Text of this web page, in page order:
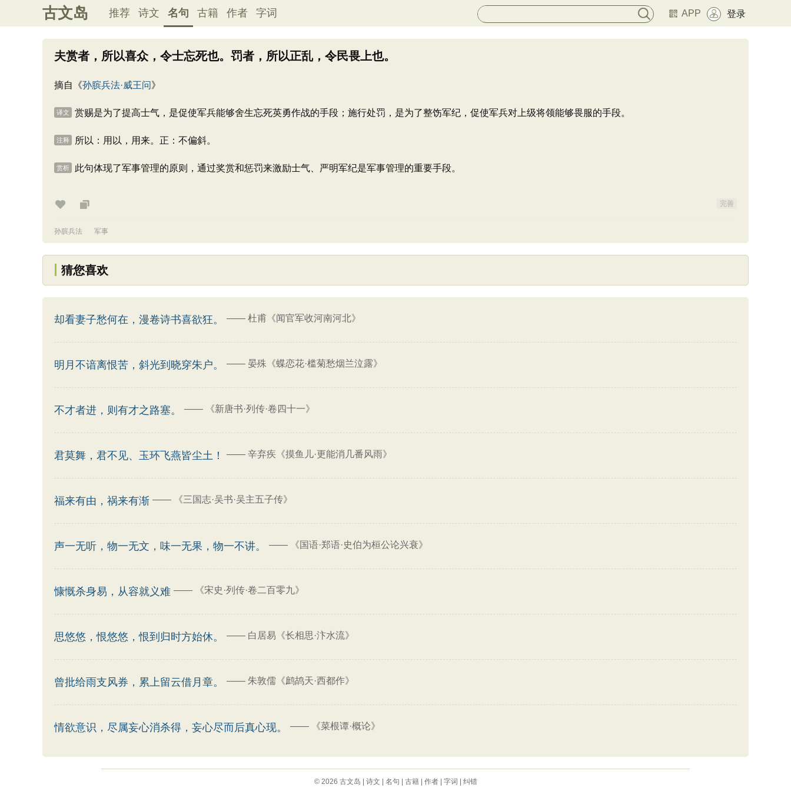
古文岛 推荐 诗文 名句 古籍 作者 字词 APP 登录
夫赏者，所以喜众，令士忘死也。罚者，所以正乱，令民畏上也。
摘自《孙膑兵法·威王问》
译文 赏赐是为了提高士气，是促使军兵能够舍生忘死英勇作战的手段；施行处罚，是为了整饬军纪，促使军兵对上级将领能够畏服的手段。
注释 所以：用以，用来。正：不偏斜。
赏析 此句体现了军事管理的原则，通过奖赏和惩罚来激励士气、严明军纪是军事管理的重要手段。
完善
孙膑兵法 军事
猜您喜欢
却看妻子愁何在，漫卷诗书喜欲狂。 —— 杜甫《闻官军收河南河北》
明月不谙离恨苦，斜光到晓穿朱户。 —— 晏殊《蝶恋花·槛菊愁烟兰泣露》
不才者进，则有才之路塞。 —— 《新唐书·列传·卷四十一》
君莫舞，君不见、玉环飞燕皆尘土！ —— 辛弃疾《摸鱼儿·更能消几番风雨》
福来有由，祸来有渐 —— 《三国志·吴书·吴主五子传》
声一无听，物一无文，味一无果，物一不讲。 —— 《国语·郑语·史伯为桓公论兴衰》
慷慨杀身易，从容就义难 —— 《宋史·列传·卷二百零九》
思悠悠，恨悠悠，恨到归时方始休。 —— 白居易《长相思·汴水流》
曾批给雨支风券，累上留云借月章。 —— 朱敦儒《鹧鸪天·西都作》
情欲意识，尽属妄心消杀得，妄心尽而后真心现。 —— 《菜根谭·概论》
© 2026 古文岛 诗文 名句 古籍| 作者| 字词 纠错